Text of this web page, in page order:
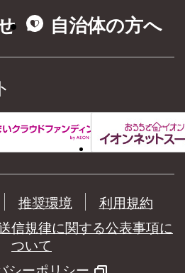
自治体の方へ
推奨環境
利用規約
信規律に関する公表事項に
ついて